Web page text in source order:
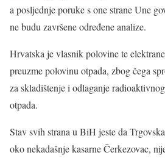
a posljednje poruke s one strane Une
ne budu završene određene analize.
Hrvatska je vlasnik polovine te
preuzme polovinu otpada, zbog čega
za skladištenje i odlaganje
otpada.
Stav svih strana u BiH jeste da
oko nekadašnje kasarne Čerkezovac,